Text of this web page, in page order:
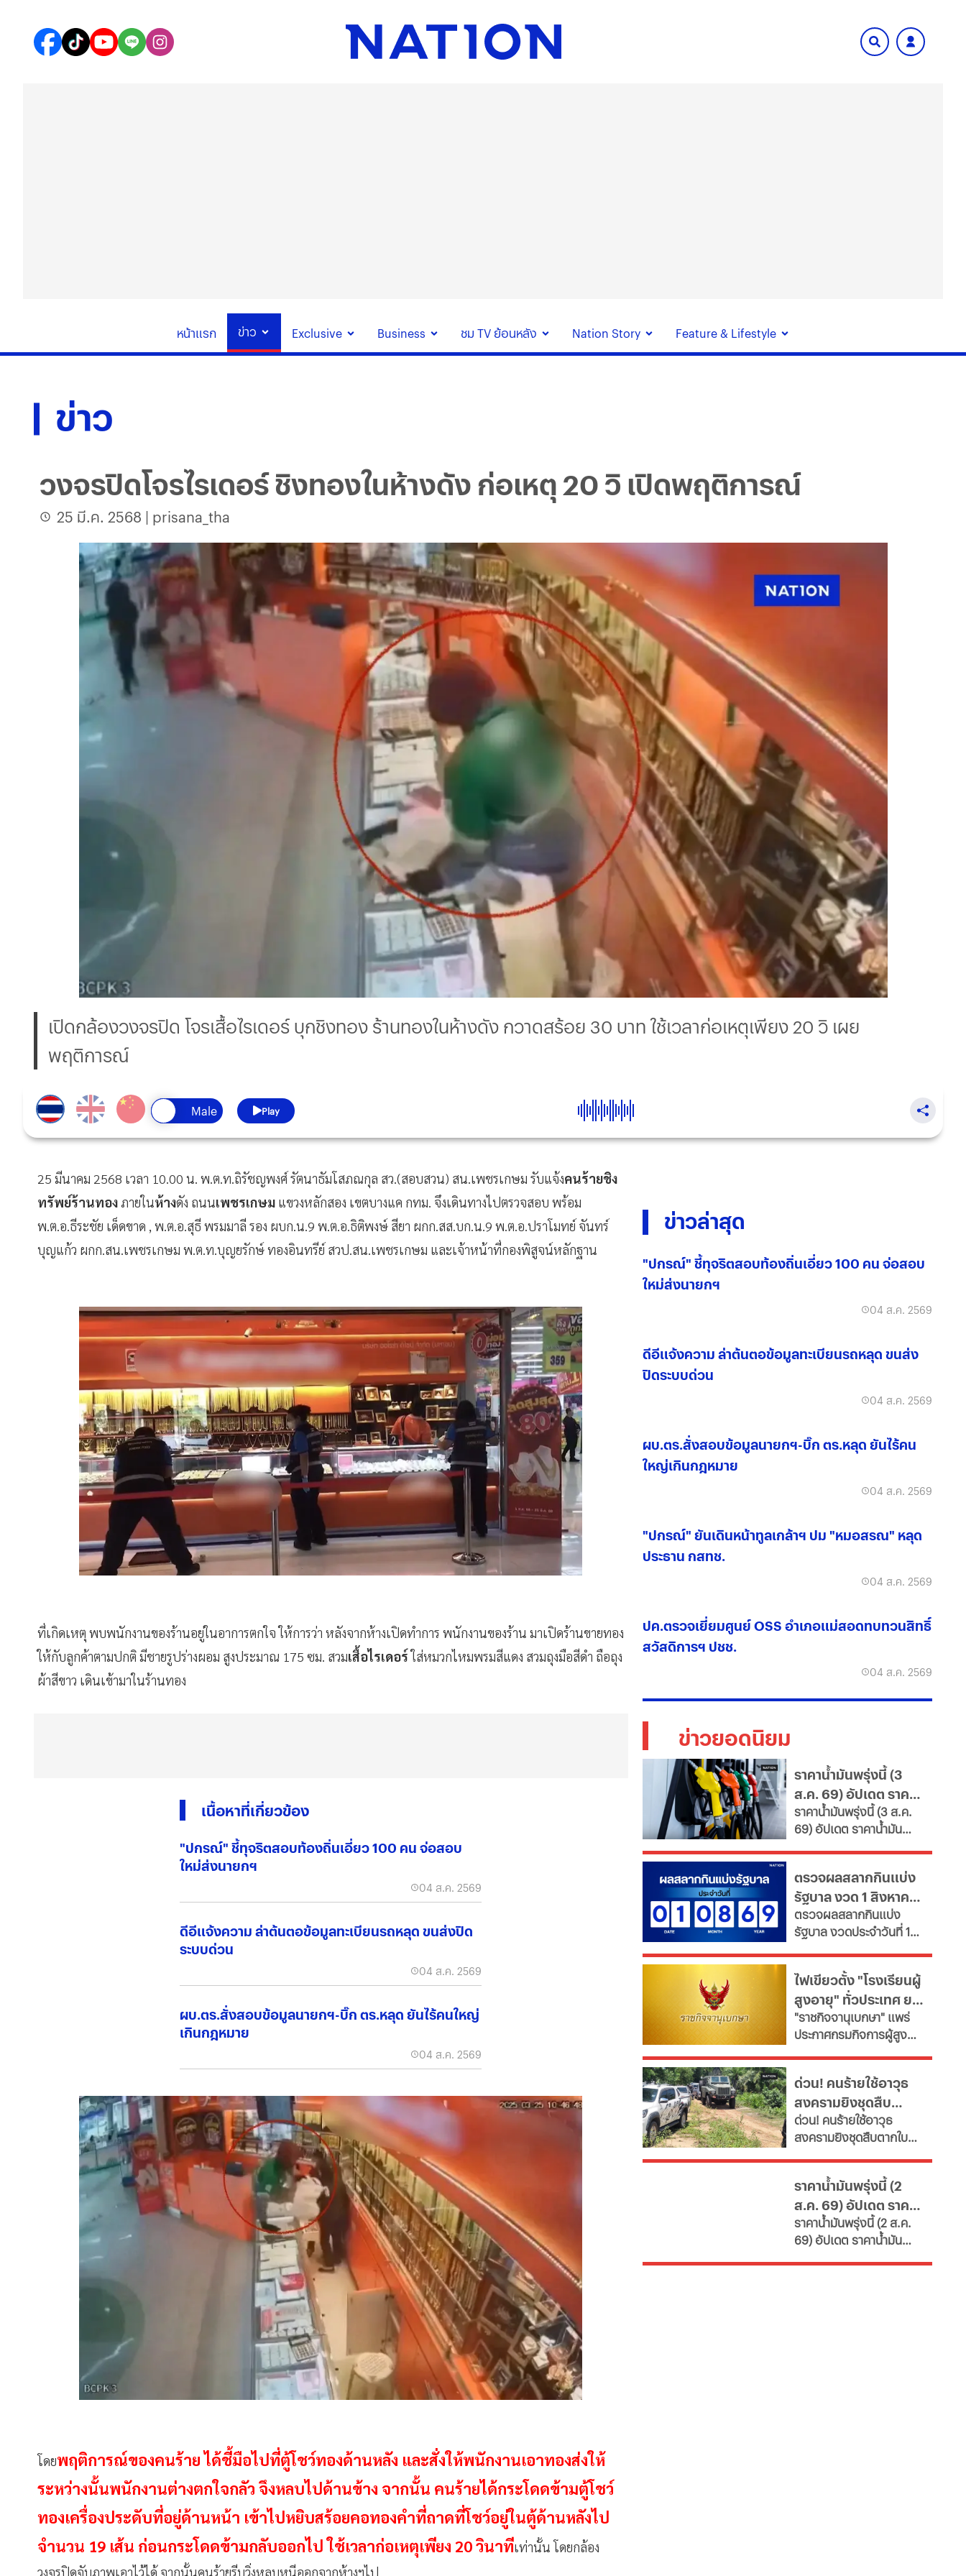
หน้าแรก ข่าว Exclusive Business ชม TV ย้อนหลัง Nation Story Feature & Lifestyle
ข่าว
วงจรปิดโจรไรเดอร์ ชิงทองในห้างดัง ก่อเหตุ 20 วิ เปิดพฤติการณ์
25 มี.ค. 2568 | prisana_tha
เปิดกล้องวงจรปิด โจรเสื้อไรเดอร์ บุกชิงทอง ร้านทองในห้างดัง กวาดสร้อย 30 บาท ใช้เวลาก่อเหตุเพียง 20 วิ เผย
พฤติการณ์
Play
25 มีนาคม 2568 เวลา 10.00 น. พ.ต.ท.ถิรัชญพงศ์ รัตนาธัมโสภณกุล สว.(สอบสวน) สน.เพชรเกษม รับแจ้งคนร้ายชิง
ทรัพย์ร้านทองภายในห้างดัง ถนนเพชรเกษม แขวงหลักสอง เขตบางแค กทม. จึงเดินทางไปตรวจสอบ พร้อม
พ.ต.อ.ธีระชัย เด็ดขาด , พ.ต.อ.สุธี พรมมาลี รอง ผบก.น.9 พ.ต.อ.ธิติพงษ์ สียา ผกก.สส.บก.น.9 พ.ต.อ.ปราโมทย์ จันทร์
บุญแก้ว ผกก.สน.เพชรเกษม พ.ต.ท.บุญยรักษ์ ทองอินทรีย์ สวป.สน.เพชรเกษม และเจ้าหน้าที่กองพิสูจน์หลักฐาน
ที่เกิดเหตุ พบพนักงานของร้านอยู่ในอาการตกใจ ให้การว่า หลังจากห้างเปิดทำการ พนักงานของร้าน มาเปิดร้านขายทอง
ให้กับลูกค้าตามปกติ มีชายรูปร่างผอม สูงประมาณ 175 ซม. สวมเสื้อไรเดอร์ใส่หมวกไหมพรมสีแดง สวมถุงมือสีดำ ถือถุง
ผ้าสีขาว เดินเข้ามาในร้านทอง
เนื้อหาที่เกี่ยวข้อง
"ปกรณ์" ชี้ทุจริตสอบท้องถิ่นเอี่ยว 100 คน จ่อสอบ
ใหม่ส่งนายกฯ
04 ส.ค. 2569
ดีอีแจ้งความ ล่าต้นตอข้อมูลทะเบียนรถหลุด ขนส่งปิด
ระบบด่วน
04 ส.ค. 2569
ผบ.ตร.สั่งสอบข้อมูลนายกฯ-บิ๊ก ตร.หลุด ยันไร้คนใหญ่
เกินกฎหมาย
04 ส.ค. 2569
โดยพฤติการณ์ของคนร้าย ได้ชี้มือไปที่ตู้โชว์ทองด้านหลัง และสั่งให้พนักงานเอาทองส่งให้
ระหว่างนั้นพนักงานต่างตกใจกลัว จึงหลบไปด้านข้าง จากนั้น คนร้ายได้กระโดดข้ามตู้โชว์
ทองเครื่องประดับที่อยู่ด้านหน้า เข้าไปหยิบสร้อยคอทองคำที่ถาดที่โชว์อยู่ในตู้ด้านหลังไป
จำนวน 19 เส้น ก่อนกระโดดข้ามกลับออกไป ใช้เวลาก่อเหตุเพียง 20 วินาทีเท่านั้น โดยกล้อง
วงจรปิดจับภาพเอาไว้ได้ จากนั้นคนร้ายรีบวิ่งหลบหนีออกจากห้างฯไป
ข่าวล่าสุด
"ปกรณ์" ชี้ทุจริตสอบท้องถิ่นเอี่ยว 100 คน จ่อสอบ
ใหม่ส่งนายกฯ
04 ส.ค. 2569
ดีอีแจ้งความ ล่าต้นตอข้อมูลทะเบียนรถหลุด ขนส่ง
ปิดระบบด่วน
04 ส.ค. 2569
ผบ.ตร.สั่งสอบข้อมูลนายกฯ-บิ๊ก ตร.หลุด ยันไร้คน
ใหญ่เกินกฎหมาย
04 ส.ค. 2569
"ปกรณ์" ยันเดินหน้าทูลเกล้าฯ ปม "หมอสรณ" หลุด
ประธาน กสทช.
04 ส.ค. 2569
ปค.ตรวจเยี่ยมศูนย์ OSS อำเภอแม่สอดทบทวนสิทธิ์
สวัสดิการฯ ปชช.
04 ส.ค. 2569
ข่าวยอดนิยม
ราคาน้ำมันพรุ่งนี้ (3
ส.ค. 69) อัปเดต ราคา
น้ำมันล่าสุด จากปั๊ม
ใหญ่
ราคาน้ำมันพรุ่งนี้ (3 ส.ค.
69) อัปเดต ราคาน้ำมัน
ดีเซล เบนซิน และ แก๊สโซ
ฮอล์
ตรวจผลสลากกินแบ่ง
รัฐบาล งวด 1 สิงหาคม
2569 อัปเดตล่าสุด
ตรวจผลสลากกินแบ่ง
รัฐบาล งวดประจำวันที่ 1
รายงานผลการออกรางวัล
ลอตเตอรี่สดๆ ร้อนๆ ส่ง
ตรงจากสำนักงานสลากกิน
แบ่งรัฐบาล
ไฟเขียวตั้ง "โรงเรียนผู้
สูงอายุ" ทั่วประเทศ ยก
ระดับคุณภาพชีวิต เช็ก
เงื่อนไข
"ราชกิจจานุเบกษา" แพร่
ประกาศกรมกิจการผู้สูง
เคลื่อนสังคมสูงวัยอย่างมี
คุณค่า หนุนพัฒนา
ศักยภาพ-เรียนรู้ตลอดชีวิต
เผยช่องทางยื่นคำขอทั้ง
กทม.-ต่างจังหวัด พบ
ฝ่าฝืนเกณฑ์เสี่ยงถูกสั่ง
เพิกถอน
ด่วน! คนร้ายใช้อาวุธ
สงครามยิงชุดสืบ
ตากใบ ดับ 2 เจ็บหลาย
ราย ขณะปิดล้อมค้นยา
เสพติดที่สวนปาล์ม
ด่วน! คนร้ายใช้อาวุธ
สงครามยิงชุดสืบตากใบ
ล้อมค้นยาเสพติดที่สวน
ปาล์ม เจ้าหน้าที่สนธิกำลัง
เจ้าหน้าที่ 3 ฝ่าย เร่งล่าตัว
ราคาน้ำมันพรุ่งนี้ (2
ส.ค. 69) อัปเดต ราคา
น้ำมันล่าสุด ปั๊มใหญ่
ราคาน้ำมันพรุ่งนี้ (2 ส.ค.
69) อัปเดต ราคาน้ำมัน